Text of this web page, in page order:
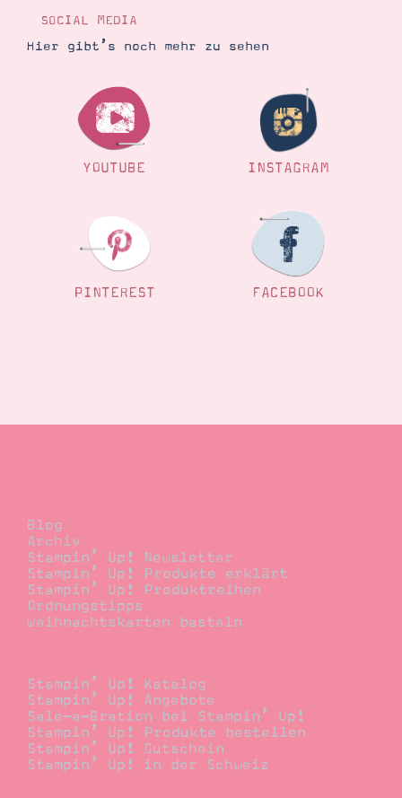
SOCIAL MEDIA
Hier gibt’s noch mehr zu sehen
YOUTUBE INSTAGRAM
PINTEREST FACEBOOK
Blog
Archiv
Stampin’ Up! Newsletter
Stampin’ Up! Produkte erklärt
Stampin’ Up! Produktreihen
Ordnungstipps
Weihnachtskarten basteln
Stampin’ Up! Katalog
Stampin’ Up! Angebote
Sale-a-Bration bei Stampin’ Up!
Stampin’ Up! Produkte bestellen
Stampin’ Up! Gutschein
Stampin’ Up! in der Schweiz